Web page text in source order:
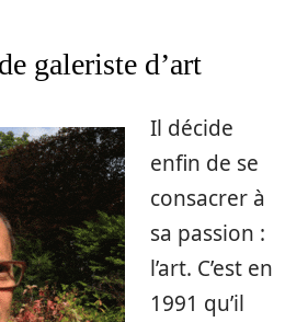
galeriste d’art
Il décide
enfin de se
consacrer à
sa passion :
l’art. C’est en
1991 qu’il